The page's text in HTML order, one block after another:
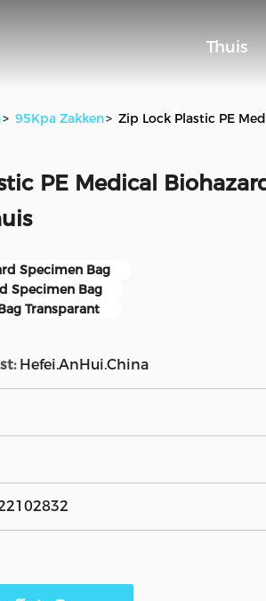
Thuis
> 95Kpa Zakken> Zip Lock Plastic PE
PE Medical
Specimen Bag
Specimen Bag
Transparant
Hefei.AnHui.China